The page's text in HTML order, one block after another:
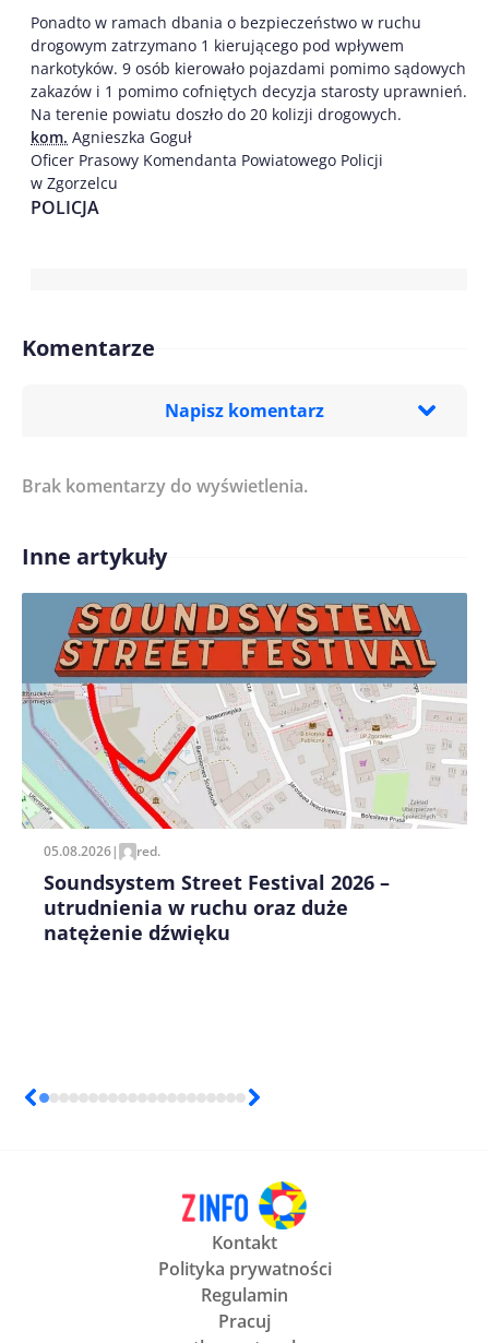
Ponadto w ramach dbania o bezpieczeństwo w ruchu
drogowym zatrzymano 1 kierującego pod wpływem
narkotyków. 9 osób kierowało pojazdami pomimo sądowych
zakazów i 1 pomimo cofniętych decyzja starosty uprawnień.
Na terenie powiatu doszło do 20 kolizji drogowych.
kom. Agnieszka Goguł
Oficer Prasowy Komendanta Powiatowego Policji
w Zgorzelcu
POLICJA
Komentarze
Napisz komentarz
Treść komentarza*
Imię/ Nick*
Zapamiętaj moje dane w tej przeglądarce podczas
pisania kolejnych komentarzy.
Brak komentarzy do wyświetlenia.
Inne artykuły
05.08.2026| red.
Soundsystem Street Festival 2026 –
utrudnienia w ruchu oraz duże
natężenie dźwięku
Kontakt
Polityka prywatności
Regulamin
Pracuj